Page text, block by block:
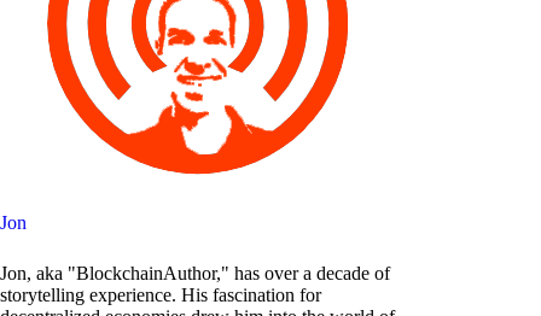
Jon
Jon, aka "BlockchainAuthor," has over a decade of
storytelling experience. His fascination for